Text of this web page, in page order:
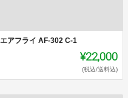
エアフライ AF-302 C-1
¥22,000
(税込/送料込)